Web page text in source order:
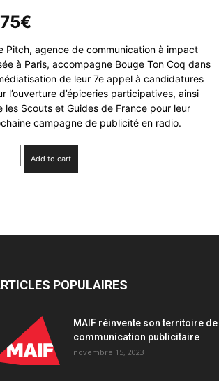
€
Pitch, agence de communication à impact
à Paris, accompagne Bouge Ton Coq dans
de leur 7e appel à candidatures
l’ouverture d’épiceries participatives, ainsi
les Scouts et Guides de France pour leur
campagne de publicité en radio.
Add to cart
POPULAIRES
MAIF réinvente son territoire de
communication publicitaire
novembre 15, 2023